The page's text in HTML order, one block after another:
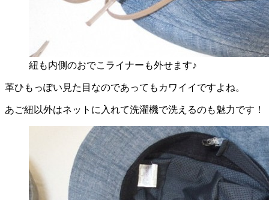
紐も内側のおでこライナーも外せます♪
革ひもっぽい見た目なのであってもカワイイですよね。
あご紐以外はネットに入れて洗濯機で洗えるのも魅力です！